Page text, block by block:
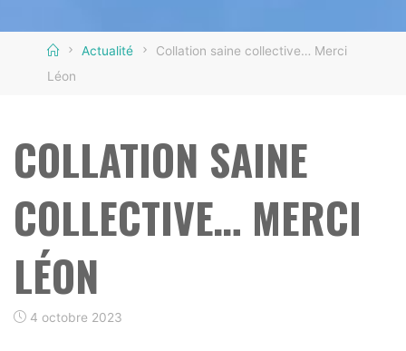
HomeActualité
Collation saine collective… Merci
Léon
COLLATION SAINE
COLLECTIVE… MERCI
LÉON
4 octobre 2023